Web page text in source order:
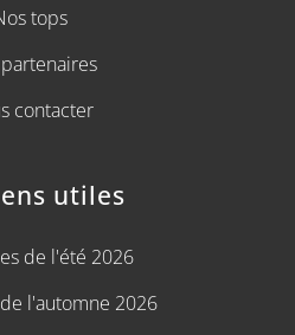
tops
contacter
utiles
de l'été 2026
l'automne 2026